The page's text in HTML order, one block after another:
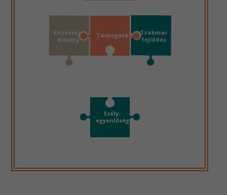
Közösségi
élmény
Támogatás Szakmai
fejlődés
Esély-
egyenlőség